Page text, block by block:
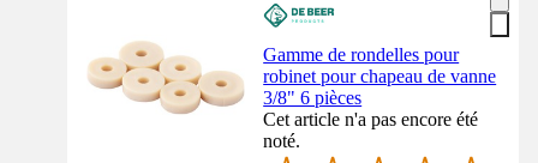
Gamme de rondelles pour
robinet pour chapeau de vanne
3/8" 6 pièces
Cet article n'a pas encore été
noté.